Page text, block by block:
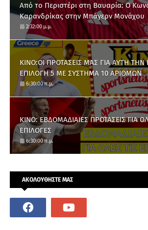
Από το Περιστέρι στη Βαυαρία: O
Καρανδρίκας στην Μπάγερν Μονάχου
2:32:00 μ.μ.
ΚΙΝΟ:ΟΙ ΠΡΟΤΑΣΕΙΣ ΜΑΣ ΓΙΑ ΑΥΤΗ
ΕΠΙΛΟΓΗ 5 ΜΕ ΣΥΣΤΗΜΑ 10 ΑΡΙΘΜΩΝ
6:30:00 π.μ.
ΚΙΝΟ: ΕΒΔΟΜΑΔΙΑΙΕΣ ΠΡΟΤΑΣΕΙΣ ΓΙΑ ΟΛΕΣ ΤΙΣ
ΕΠΙΛΟΓΕΣ
6:30:00 π.μ.
ΑΚΟΛΟΥΘΗΣΤΕ ΜΑΣ